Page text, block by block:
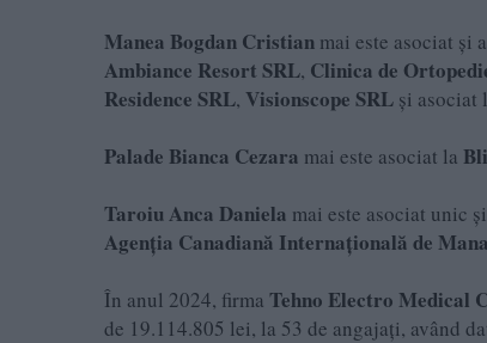
Manea Bogdan Cristian mai este asociat și
Ambiance Resort SRL, Clinica de
Residence SRL, Visionscope SRL și asociat
Palade Bianca Cezara mai este asociat la
Taroiu Anca Daniela mai este asociat unic
Agenția Canadiană Internațională de
În anul 2024, firma Tehno Electro Medical
de 19.114.805 lei, la 53 de angajați, având